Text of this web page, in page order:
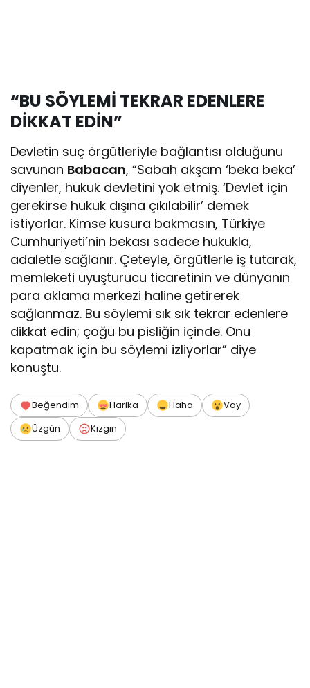
“BU SÖYLEMİ TEKRAR EDENLERE
DİKKAT EDİN”
Devletin suç örgütleriyle bağlantısı olduğunu
savunan Babacan, “Sabah akşam ‘beka beka’
diyenler, hukuk devletini yok etmiş. ‘Devlet için
gerekirse hukuk dışına çıkılabilir’ demek
istiyorlar. Kimse kusura bakmasın, Türkiye
Cumhuriyeti’nin bekası sadece hukukla,
adaletle sağlanır. Çeteyle, örgütlerle iş tutarak,
memleketi uyuşturucu ticaretinin ve dünyanın
para aklama merkezi haline getirerek
sağlanmaz. Bu söylemi sık sık tekrar edenlere
dikkat edin; çoğu bu pisliğin içinde. Onu
kapatmak için bu söylemi izliyorlar” diye
konuştu.
Beğendim Harika Haha
Vay
Üzgün
Kızgın